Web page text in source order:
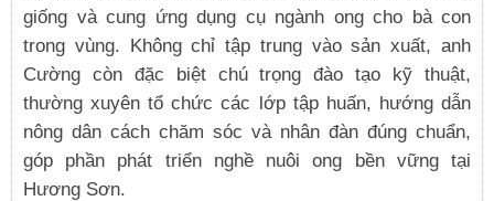
giống và cung ứng dụng cụ ngành ong cho bà con
trong vùng. Không chỉ tập trung vào sản xuất, anh
Cường còn đặc biệt chú trọng đào tạo kỹ thuật,
thường xuyên tổ chức các lớp tập huấn, hướng dẫn
nông dân cách chăm sóc và nhân đàn đúng chuẩn,
góp phần phát triển nghề nuôi ong bền vững tại
Hương Sơn.